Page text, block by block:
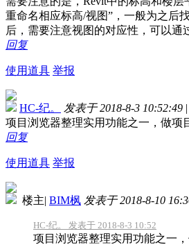
重命名相应标高/视图”，一般为之后
后，需要注意视图的对应性，可以通
回复
使用道具 举报
HC-纪。 发表于 2018-8-3 10:52:49 |
项目浏览器整理实用功能之一，做项
回复
使用道具 举报
楼主| BIM枫 发表于 2018-8-10
HC-纪。 发表于 2018-8-3 10:52
项目浏览器整理实用功能之一